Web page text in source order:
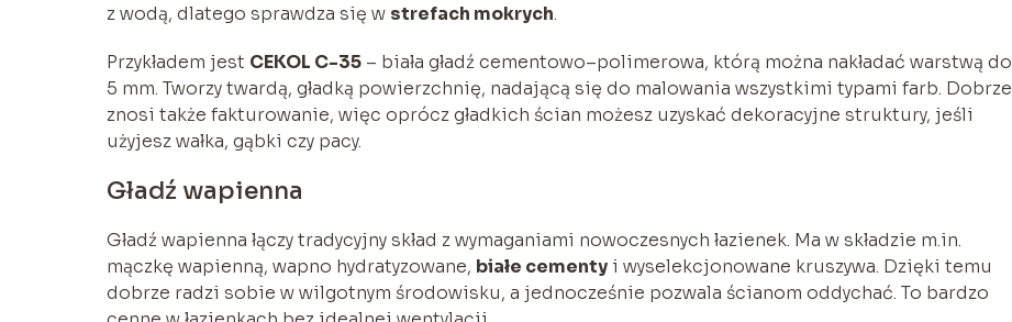
z wodą, dlatego sprawdza się w strefach mokrych.
Przykładem jest CEKOL C-35 – biała gładź cementowo–polimerowa, którą można nakładać warstwą do
5 mm. Tworzy twardą, gładką powierzchnię, nadającą się do malowania wszystkimi typami farb. Dobrze
znosi także fakturowanie, więc oprócz gładkich ścian możesz uzyskać dekoracyjne struktury, jeśli
użyjesz wałka, gąbki czy pacy.
Gładź wapienna
Gładź wapienna łączy tradycyjny skład z wymaganiami nowoczesnych łazienek. Ma w składzie m.in.
mączkę wapienną, wapno hydratyzowane, białe cementy i wyselekcjonowane kruszywa. Dzięki temu
dobrze radzi sobie w wilgotnym środowisku, a jednocześnie pozwala ścianom oddychać. To bardzo